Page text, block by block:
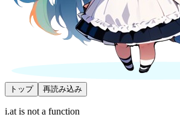
トップ 再読み込み
i.at is not a function